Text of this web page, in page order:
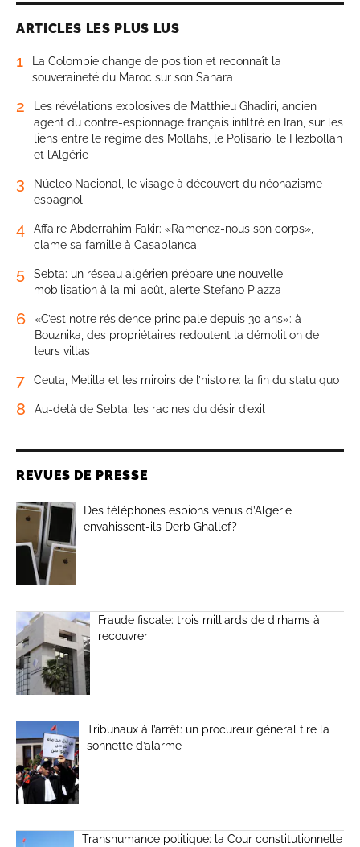
ARTICLES LES PLUS LUS
1
La Colombie change de position et reconnaît la
souveraineté du Maroc sur son Sahara
2
Les révélations explosives de Matthieu Ghadiri, ancien
agent du contre-espionnage français infiltré en Iran, sur les
liens entre le régime des Mollahs, le Polisario, le Hezbollah
et l’Algérie
3
Núcleo Nacional, le visage à découvert du néonazisme
espagnol
4
Affaire Abderrahim Fakir: «Ramenez-nous son corps»,
clame sa famille à Casablanca
5
Sebta: un réseau algérien prépare une nouvelle
mobilisation à la mi-août, alerte Stefano Piazza
6
«C’est notre résidence principale depuis 30 ans»: à
Bouznika, des propriétaires redoutent la démolition de
leurs villas
7 Ceuta, Melilla et les miroirs de l’histoire: la fin du statu quo
8 Au-delà de Sebta: les racines du désir d’exil
REVUES DE PRESSE
Des téléphones espions venus d’Algérie
envahissent-ils Derb Ghallef?
Fraude fiscale: trois milliards de dirhams à
recouvrer
Tribunaux à l’arrêt: un procureur général tire la
sonnette d’alarme
Transhumance politique: la Cour constitutionnelle